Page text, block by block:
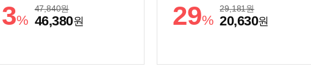
3%
47,840원
46,380원 29%
29,181원
20,630원